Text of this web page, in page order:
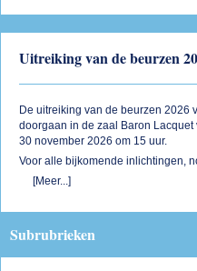
Uitreiking van de beurzen
De uitreiking van de beurzen 2026
doorgaan in de zaal Baron
30 november 2026 om 15 uur.
Voor alle bijkomende inlichtingen,
[Meer...]
Subrubrieken